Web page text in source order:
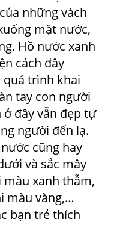
những vách
mặt nước,
Hồ nước xanh
cách đây
quá trình khai
tay con người
đây vẫn đẹp tự
người đến lạ.
cũng hay
và sắc mây
xanh thẫm,
màu vàng,…
bạn trẻ thích